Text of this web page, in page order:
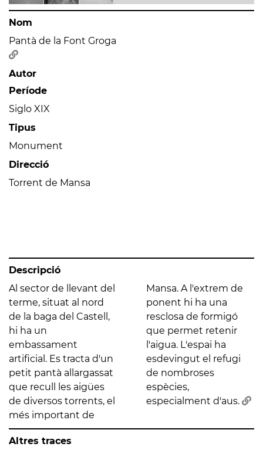
Nom
Pantà de la Font Groga
Autor
Període
Siglo XIX
Tipus
Monument
Direcció
Torrent de Mansa
Descripció
Al sector de llevant del
terme, situat al nord
de la baga del Castell,
hi ha un
embassament
artificial. Es tracta d'un
petit pantà allargassat
que recull les aigües
de diversos torrents, el
més important de
Mansa. A l'extrem de
ponent hi ha una
resclosa de formigó
que permet retenir
l'aigua. L'espai ha
esdevingut el refugi
de nombroses
espècies,
especialment d'aus.
Altres traces